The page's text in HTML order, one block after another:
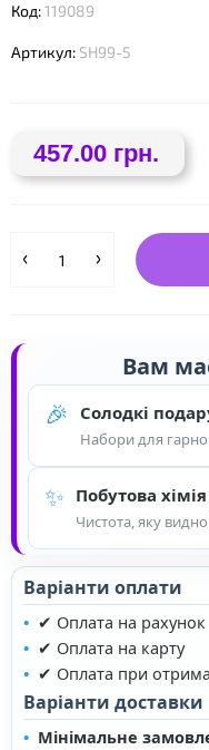
Код:119089
Артикул: SH99-5
457.00 грн.
Вам
🎉 Солодкі
Набори для
✨ Побутова хімія
Чистота, яку видно
Варіанти оплати
✔ Оплата на рахунок
✔ Оплата на карту
✔ Оплата при
Варіанти доставки
Мінімальне